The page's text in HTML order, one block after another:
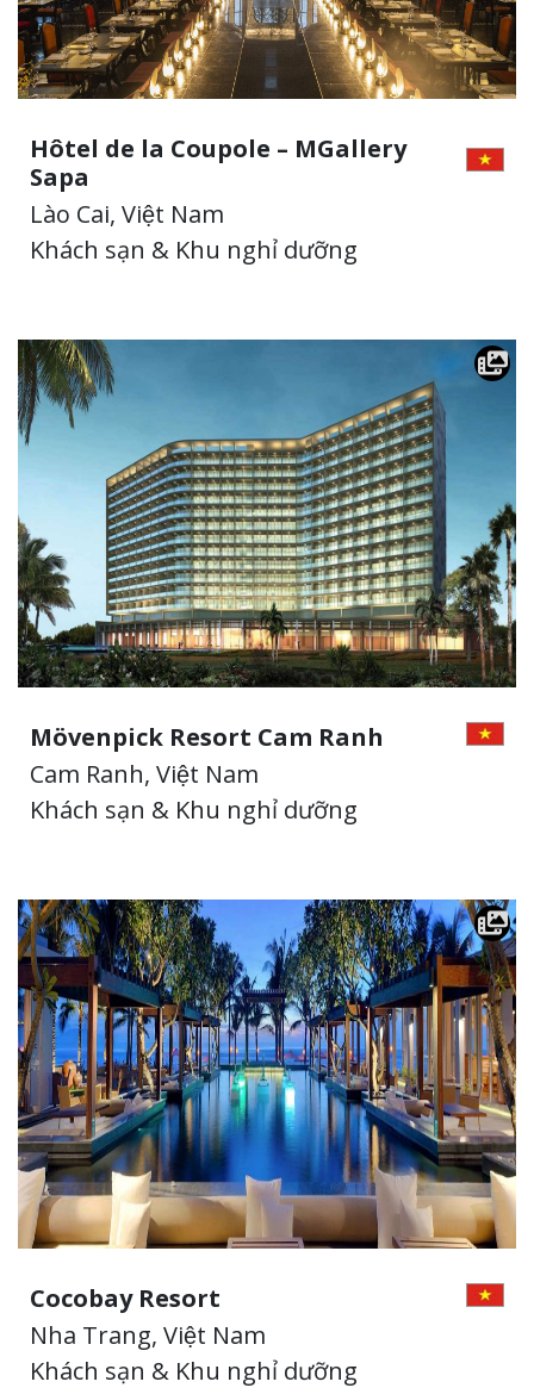
Hôtel de la Coupole – MGallery
Sapa
Lào Cai, Việt Nam
Khách sạn & Khu nghỉ dưỡng
Mövenpick Resort Cam Ranh
Cam Ranh, Việt Nam
Khách sạn & Khu nghỉ dưỡng
Cocobay Resort
Nha Trang, Việt Nam
Khách sạn & Khu nghỉ dưỡng